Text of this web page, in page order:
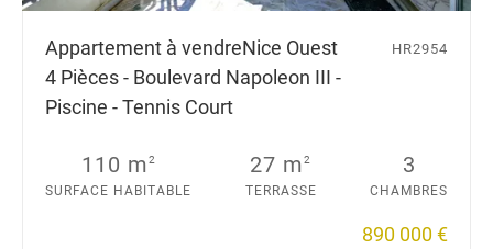
Appartement à vendreNice Ouest
4 Pièces - Boulevard Napoleon III -
Piscine - Tennis Court
HR2954
110 m2
SURFACE HABITABLE
27 m2
TERRASSE
3
CHAMBRES
890 000 €